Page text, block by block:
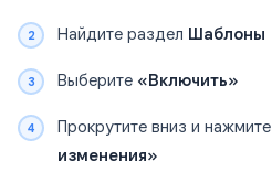
Найдите раздел Шаблоны
Выберите «Включить»
Прокрутите вниз и нажмите
изменения»